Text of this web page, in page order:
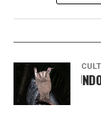
en tu
priorizando la
es ampliamente
movimiento
exigiendo
EL MUNDO